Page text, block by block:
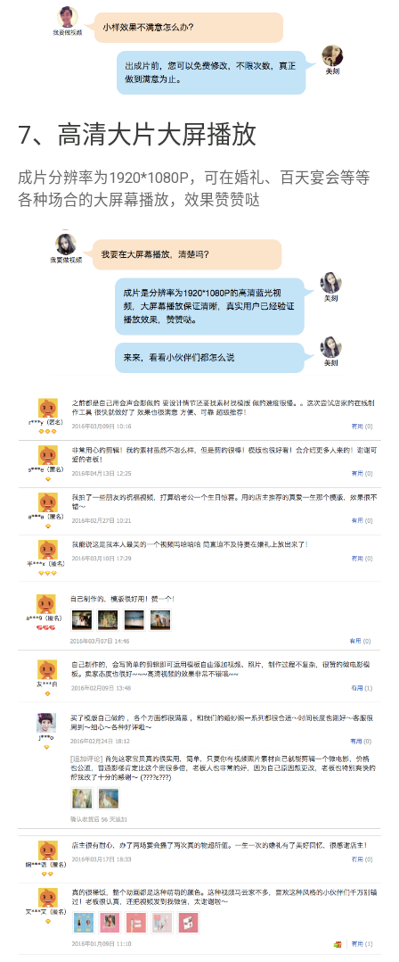
7、高清大片大屏播放
成片分辨率为1920*1080P，可在婚礼、百天宴会等等
各种场合的大屏幕播放，效果赞赞哒